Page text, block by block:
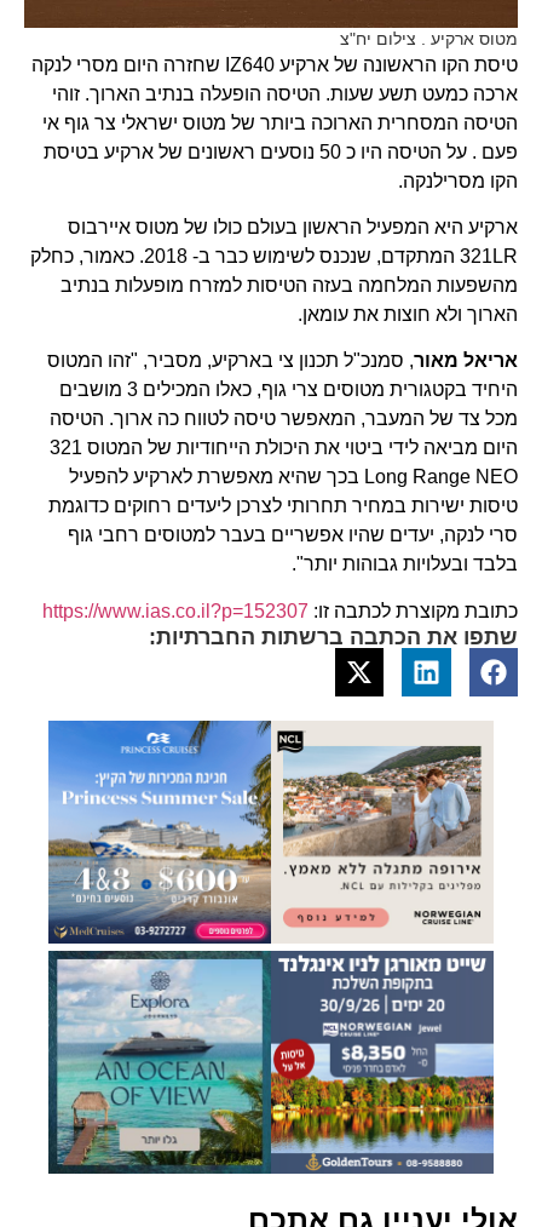
מטוס ארקיע . צילום יח"צ
טיסת הקו הראשונה של ארקיע IZ640 שחזרה היום מסרי לנקה
ארכה כמעט תשע שעות. הטיסה הופעלה בנתיב הארוך. זוהי
הטיסה המסחרית הארוכה ביותר של מטוס ישראלי צר גוף אי
פעם . על הטיסה היו כ 50 נוסעים ראשונים של ארקיע בטיסת
הקו מסרילנקה.
ארקיע היא המפעיל הראשון בעולם כולו של מטוס איירבוס
321LR המתקדם, שנכנס לשימוש כבר ב- 2018. כאמור, כחלק
מהשפעות המלחמה בעזה הטיסות למזרח מופעלות בנתיב
הארוך ולא חוצות את עומאן.
אריאל מאור, סמנכ"ל תכנון צי בארקיע, מסביר, "זהו המטוס
היחיד בקטגורית מטוסים צרי גוף, כאלו המכילים 3 מושבים
מכל צד של המעבר, המאפשר טיסה לטווח כה ארוך. הטיסה
היום מביאה לידי ביטוי את היכולת הייחודיות של המטוס 321
Long Range NEO בכך שהיא מאפשרת לארקיע להפעיל
טיסות ישירות במחיר תחרותי לצרכן ליעדים רחוקים כדוגמת
סרי לנקה, יעדים שהיו אפשריים בעבר למטוסים רחבי גוף
בלבד ובעלויות גבוהות יותר".
כתובת מקוצרת לכתבה זו: https://www.ias.co.il?p=152307
שתפו את הכתבה ברשתות החברתיות:
אולי יעניין גם אתכם